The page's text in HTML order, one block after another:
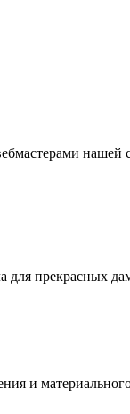
нашей
прекрасных
и